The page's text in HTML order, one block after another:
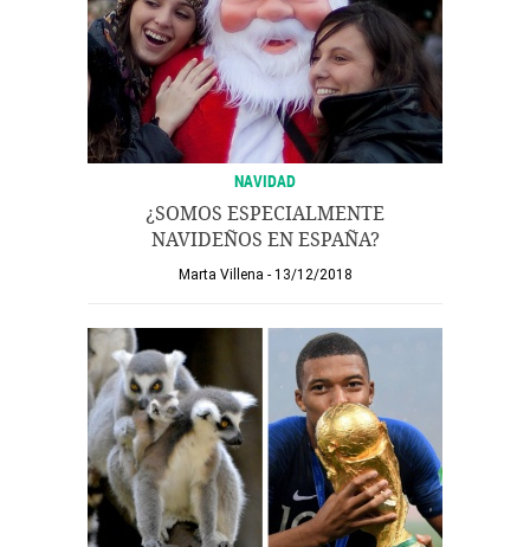
NAVIDAD
¿SOMOS ESPECIALMENTE
NAVIDEÑOS EN ESPAÑA?
Marta Villena 13/12/2018